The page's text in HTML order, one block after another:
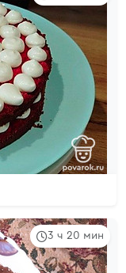
3 ч 20 мин